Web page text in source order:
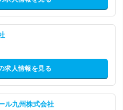
求人情報を見る
ル九州株式会社